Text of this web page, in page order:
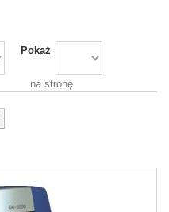
Pokaż
na stronę